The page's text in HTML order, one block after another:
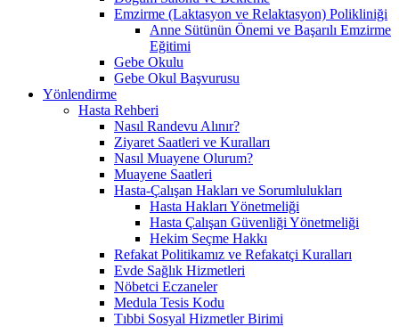
Emzirme (Laktasyon ve Relaktasyon) Polikliniği
Anne Sütünün Önemi ve Başarılı Emzirme
Eğitimi
Gebe Okulu
Gebe Okul Başvurusu
Yönlendirme
Hasta Rehberi
Nasıl Randevu Alınır?
Ziyaret Saatleri ve Kuralları
Nasıl Muayene Olurum?
Muayene Saatleri
Hasta-Çalışan Hakları ve Sorumlulukları
Hasta Hakları Yönetmeliği
Hasta Çalışan Güvenliği Yönetmeliği
Hekim Seçme Hakkı
Refakat Politikamız ve Refakatçi Kuralları
Evde Sağlık Hizmetleri
Nöbetci Eczaneler
Medula Tesis Kodu
Tıbbi Sosyal Hizmetler Birimi